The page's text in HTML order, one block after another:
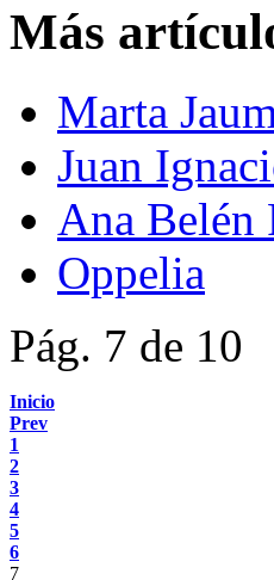
Más
Marta
Juan
Ana Belén
Oppelia
Pág. 7 de 10
Inicio
Prev
1
2
3
4
5
6
7